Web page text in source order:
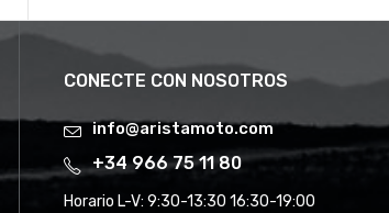
CONECTE CON NOSOTROS
info@aristamoto.com
+34 966 75 11 80
Horario L-V: 9:30-13:30 16:30-19:00